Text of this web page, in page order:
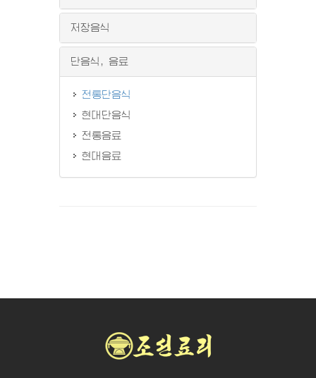
저장음식
단음식, 음료
전통단음식
현대단음식
전통음료
현대음료